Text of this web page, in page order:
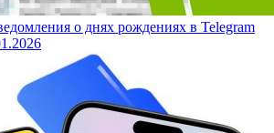
о днях рождениях в Telegram